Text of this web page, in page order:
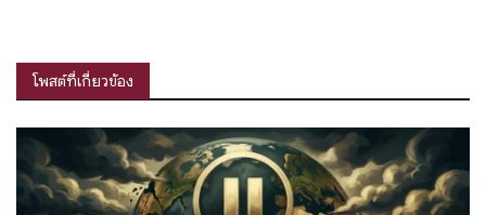
โพสต์ที่เกี่ยวข้อง